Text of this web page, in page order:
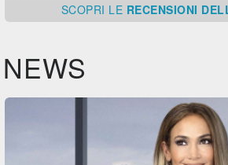
SCOPRI LE RECENSIONI
NEWS